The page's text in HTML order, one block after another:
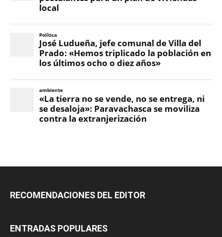
RECOMENDACIONES DEL EDITOR
ENTRADAS POPULARES